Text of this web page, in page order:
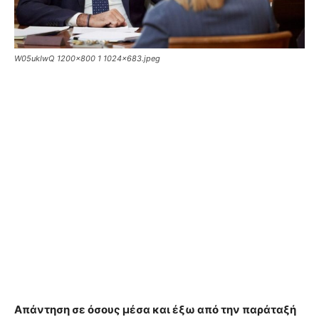
W05ukIwQ 1200x800 1 1024x683.jpeg
Απάντηση σε όσους μέσα και έξω από την παράταξή